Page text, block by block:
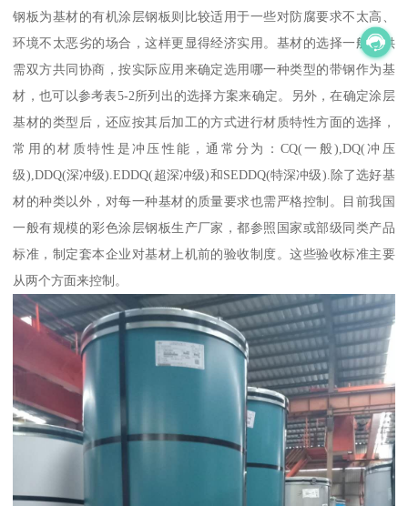
钢板为基材的有机涂层钢板则比较适用于一些对防腐要求不太高、
环境不太恶劣的场合，这样更显得经济实用。基材的选择一般由供
需双方共同协商，按实际应用来确定选用哪一种类型的带钢作为基
材，也可以参考表5-2所列出的选择方案来确定。另外，在确定涂层
基材的类型后，还应按其后加工的方式进行材质特性方面的选择，
常用的材质特性是冲压性能，通常分为：CQ(一般),DQ(冲压
级),DDQ(深冲级).EDDQ(超深冲级)和SEDDQ(特深冲级).除了选好基
材的种类以外，对每一种基材的质量要求也需严格控制。目前我国
一般有规模的彩色涂层钢板生产厂家，都参照国家或部级同类产品
标准，制定套本企业对基材上机前的验收制度。这些验收标准主要
从两个方面来控制。